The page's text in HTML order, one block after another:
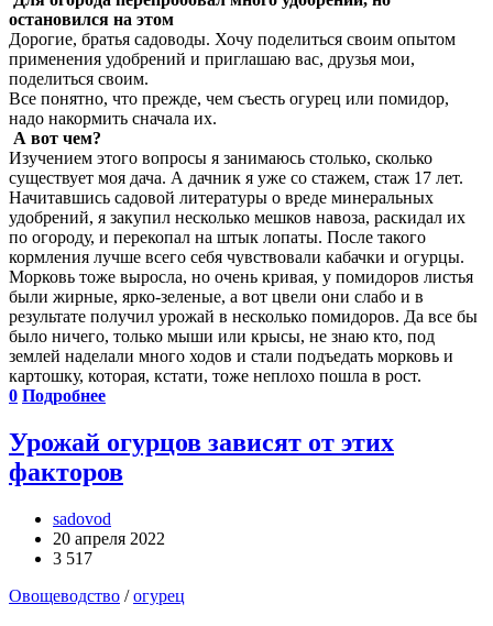
остановился на этом
Дорогие, братья садоводы. Хочу поделиться своим опытом
применения удобрений и приглашаю вас, друзья мои,
поделиться своим.
Все понятно, что прежде, чем съесть огурец или помидор,
надо накормить сначала их.
А вот чем?
Изучением этого вопросы я занимаюсь столько, сколько
существует моя дача. А дачник я уже со стажем, стаж 17 лет.
Начитавшись садовой литературы о вреде минеральных
удобрений, я закупил несколько мешков навоза, раскидал их
по огороду, и перекопал на штык лопаты. После такого
кормления лучше всего себя чувствовали кабачки и огурцы.
Морковь тоже выросла, но очень кривая, у помидоров листья
были жирные, ярко-зеленые, а вот цвели они слабо и в
результате получил урожай в несколько помидоров. Да все бы
было ничего, только мыши или крысы, не знаю кто, под
землей наделали много ходов и стали подъедать морковь и
картошку, которая, кстати, тоже неплохо пошла в рост.
0 Подробнее
Урожай огурцов зависят от этих
факторов
sadovod
20 апреля 2022
3 517
Овощеводство /огурец